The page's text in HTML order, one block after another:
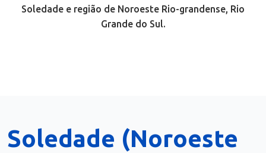
Soledade e região de Noroeste Rio-grandense, Rio
Grande do Sul.
Soledade (Noroeste